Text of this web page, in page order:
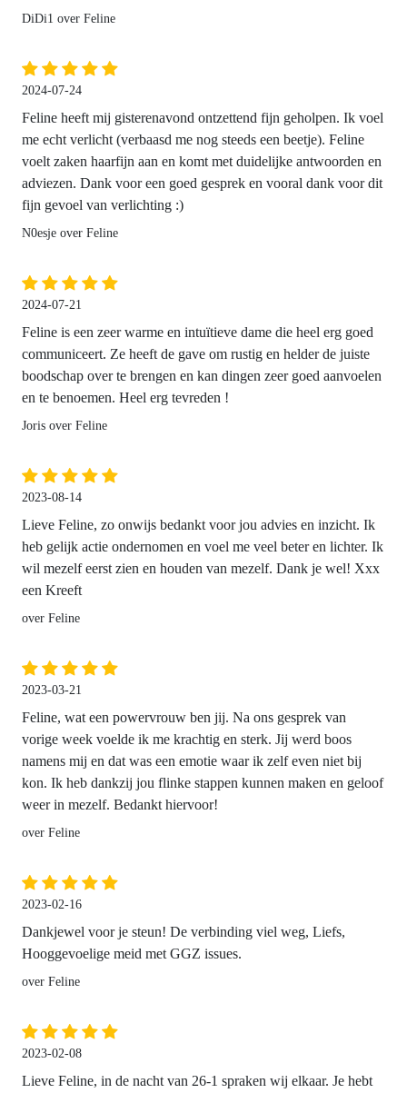
DiDi1 over Feline
2024-07-24
Feline heeft mij gisterenavond ontzettend fijn geholpen. Ik voel
me echt verlicht (verbaasd me nog steeds een beetje). Feline
voelt zaken haarfijn aan en komt met duidelijke antwoorden en
adviezen. Dank voor een goed gesprek en vooral dank voor dit
fijn gevoel van verlichting :)
N0esje over Feline
2024-07-21
Feline is een zeer warme en intuïtieve dame die heel erg goed
communiceert. Ze heeft de gave om rustig en helder de juiste
boodschap over te brengen en kan dingen zeer goed aanvoelen
en te benoemen. Heel erg tevreden !
Joris over Feline
2023-08-14
Lieve Feline, zo onwijs bedankt voor jou advies en inzicht. Ik
heb gelijk actie ondernomen en voel me veel beter en lichter. Ik
wil mezelf eerst zien en houden van mezelf. Dank je wel! Xxx
een Kreeft
over Feline
2023-03-21
Feline, wat een powervrouw ben jij. Na ons gesprek van
vorige week voelde ik me krachtig en sterk. Jij werd boos
namens mij en dat was een emotie waar ik zelf even niet bij
kon. Ik heb dankzij jou flinke stappen kunnen maken en geloof
weer in mezelf. Bedankt hiervoor!
over Feline
2023-02-16
Dankjewel voor je steun! De verbinding viel weg, Liefs,
Hooggevoelige meid met GGZ issues.
over Feline
2023-02-08
Lieve Feline, in de nacht van 26-1 spraken wij elkaar. Je hebt